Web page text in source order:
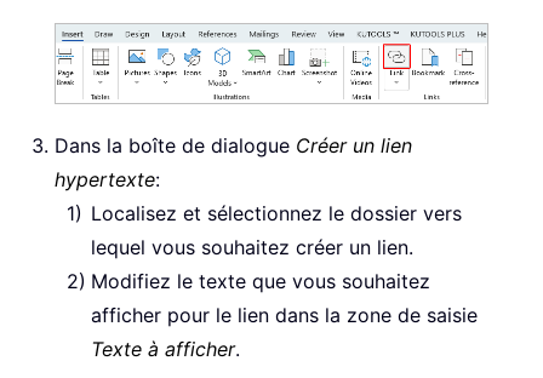
Dans la boîte de dialogue Créer un lien
hypertexte:
Localisez et sélectionnez le dossier vers
lequel vous souhaitez créer un lien.
Modifiez le texte que vous souhaitez
afficher pour le lien dans la zone de saisie
Texte à afficher.